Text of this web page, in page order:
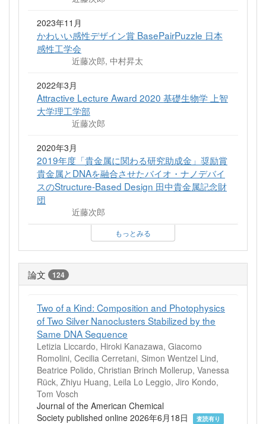
2023年11月
かわいい感性デザイン賞 BasePairPuzzle 日本
感性工学会
近藤次郎, 中村昇太
2022年3月
Attractive Lecture Award 2020 基礎生物学 上智
大学理工学部
近藤次郎
2020年3月
2019年度「貴金属に関わる研究助成金」奨励賞
貴金属とDNAを融合させたバイオ・ナノデバイ
スのStructure-Based Design 田中貴金属記念財
団
近藤次郎
もっとみる
論文 124
Two of a Kind: Composition and Photophysics
of Two Silver Nanoclusters Stabilized by the
Same DNA Sequence
Letizia Liccardo, Hiroki Kanazawa, Giacomo
Romolini, Cecilia Cerretani, Simon Wentzel Lind,
Beatrice Polido, Christian Brinch Mollerup, Vanessa
Rück, Zhiyu Huang, Leila Lo Leggio, Jiro Kondo,
Tom Vosch
Journal of the American Chemical
Society published online 2026年6月18日
査読有り